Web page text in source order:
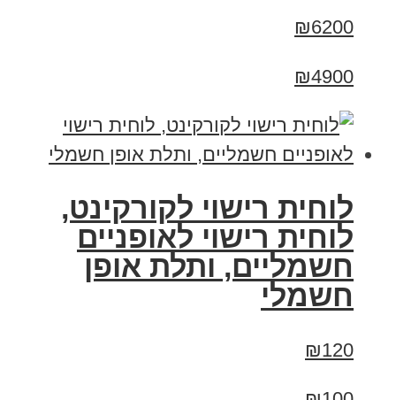
₪6200
₪4900
לוחית רישוי לקורקינט,
לוחית רישוי לאופניים
חשמליים, ותלת אופן
חשמלי
₪120